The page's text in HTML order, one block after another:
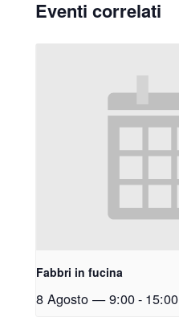
Eventi correlati
Fabbri in fucina
8 Agosto — 9:00- 15:00